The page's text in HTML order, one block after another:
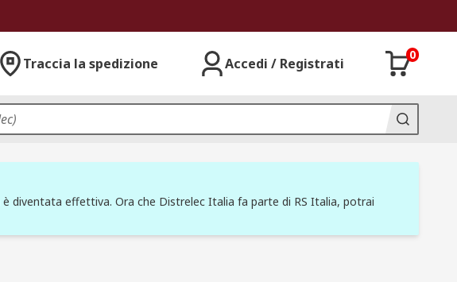
Traccia la spedizione Accedi / Registrati
0
è diventata effettiva. Ora che Distrelec Italia fa parte di RS Italia, potrai